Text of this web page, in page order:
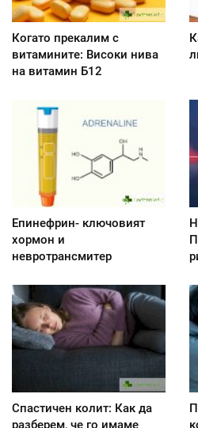
Когато прекалим с
витамините: Високи нива
на витамин Б12
Епинефрин- ключовият
хормон и
невротрансмитер
Спастичен колит: Как да
разберем, че го имаме